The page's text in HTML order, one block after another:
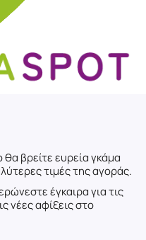
βρείτε ευρεία γκάμα
τιμές της αγοράς.
έγκαιρα για τις
νέες αφίξεις στο